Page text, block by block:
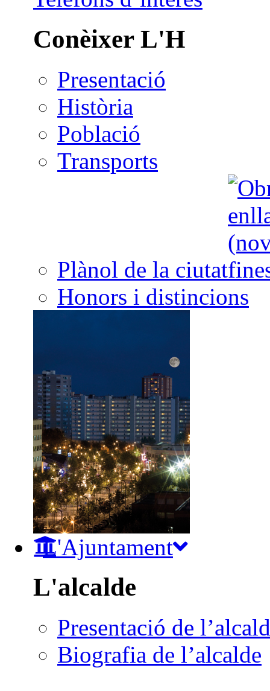
Conèixer L'H
Presentació
Història
Població
Transports
Plànol de la ciutat
Honors i distincions
L'Ajuntament
L'alcalde
Presentació de
Biografia de l’alcalde